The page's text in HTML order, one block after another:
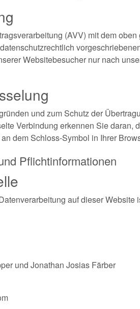
(AVV) mit dem
Websitebesucher nur nach
und zum Schutz der
Verbindung erkennen Sie daran,
dem Schloss-Symbol in Ihrer
Pflichtinformationen
auf dieser Website
und Jonathan Josias Färber